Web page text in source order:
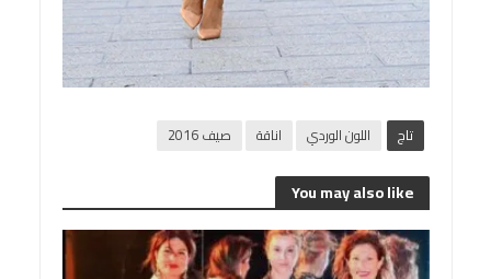
تاج اللون الوردي اناقة صيف 2016
You may also like